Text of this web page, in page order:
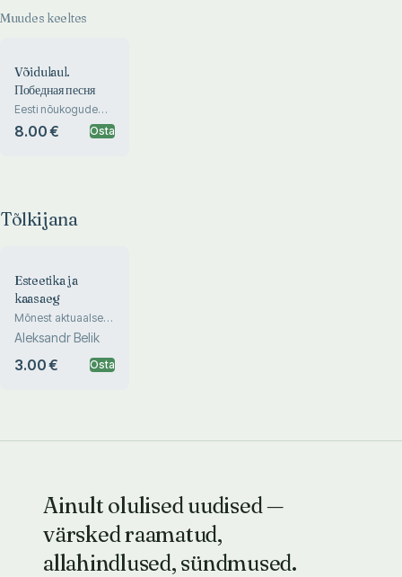
1917-1999
Muudes keeltes
Võidulaul.
Победная песня
Eesti nõukogude
poeetide
võidupäeva luulet
8.00 € Osta
Tõlkijana
Esteetika ja
kaasaeg
Mõnest aktuaalsest
probleemist
Aleksandr Belik
3.00 € Osta
Ainult olulised uudised —
värsked raamatud,
allahindlused, sündmused.